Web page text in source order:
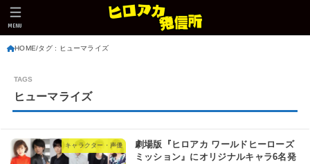
MENU
HOME タグ : ヒューマライズ
ヒューマライズ
キャラクター・声優
劇場版『ヒロアカ ワールドヒーローズ
ミッション』にオリジナルキャラ6名発